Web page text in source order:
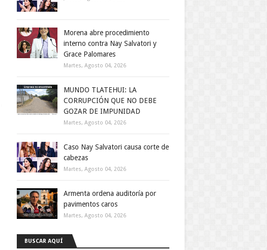
Morena abre procedimiento
interno contra Nay Salvatori y
Grace Palomares
Martes, Agosto 04, 2026
MUNDO TLATEHUI: LA
CORRUPCIÓN QUE NO DEBE
GOZAR DE IMPUNIDAD
Martes, Agosto 04, 2026
Caso Nay Salvatori causa corte de
cabezas
Martes, Agosto 04, 2026
Armenta ordena auditoría por
pavimentos caros
Martes, Agosto 04, 2026
BUSCAR AQUÍ